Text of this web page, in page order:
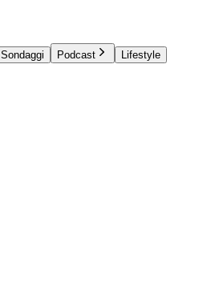
Sondaggi Podcast
Lifestyle